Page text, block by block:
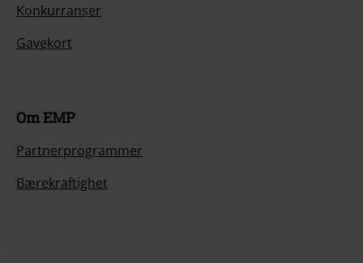
Konkurranser
Gavekort
Om EMP
Partnerprogrammer
Bærekraftighet